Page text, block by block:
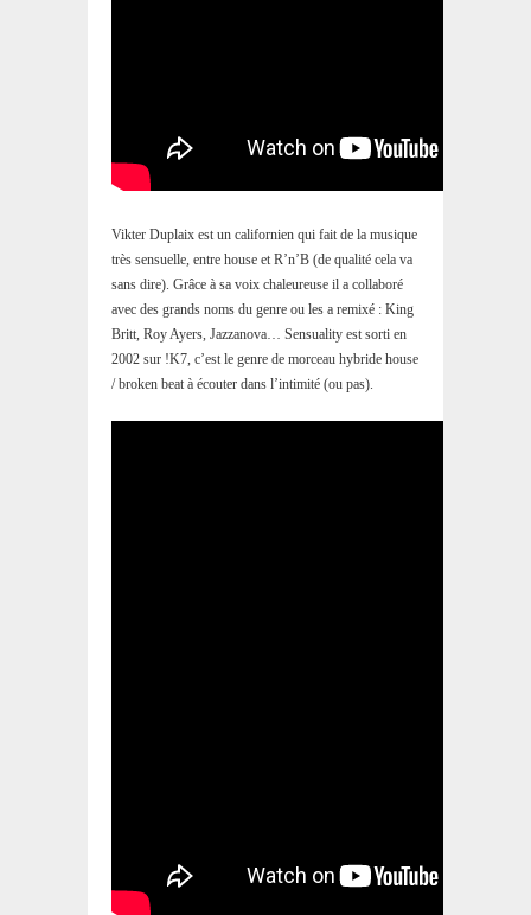
Vikter Duplaix est un californien qui fait de la musique
très sensuelle, entre house et R’n’B (de qualité cela va
sans dire). Grâce à sa voix chaleureuse il a collaboré
avec des grands noms du genre ou les a remixé : King
Britt, Roy Ayers, Jazzanova… Sensuality est sorti en
2002 sur !K7, c’est le genre de morceau hybride house
/ broken beat à écouter dans l’intimité (ou pas).